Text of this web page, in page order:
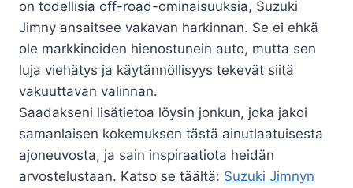
on todellisia off-road-ominaisuuksia, Suzuki
Jimny ansaitsee vakavan harkinnan. Se ei ehkä
ole markkinoiden hienostunein auto, mutta sen
luja viehätys ja käytännöllisyys tekevät siitä
vakuuttavan valinnan.
Saadakseni lisätietoa löysin jonkun, joka jakoi
samanlaisen kokemuksen tästä ainutlaatuisesta
ajoneuvosta, ja sain inspiraatiota heidän
arvostelustaan. Katso se täältä: Suzuki Jimnyn